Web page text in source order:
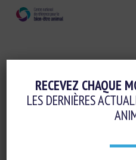
Initiatives en faveur
ANIMAL
RECEVEZ CHAQUE
LES DERNIÈRES